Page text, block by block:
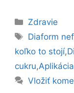
Kategórie
Zdravie
Značky
Diaform
koľko to stojí,
cukru,
Vložiť